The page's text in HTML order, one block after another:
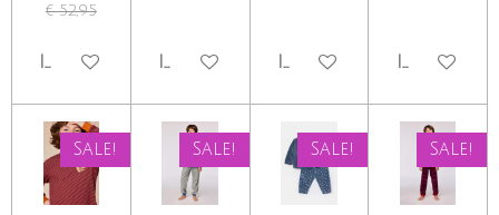
€ 52,95
IN WINKELWAGENIN WINKELWAGENIN WINKELWAGEN
IN
Sale! Sale! Sale! Sale!